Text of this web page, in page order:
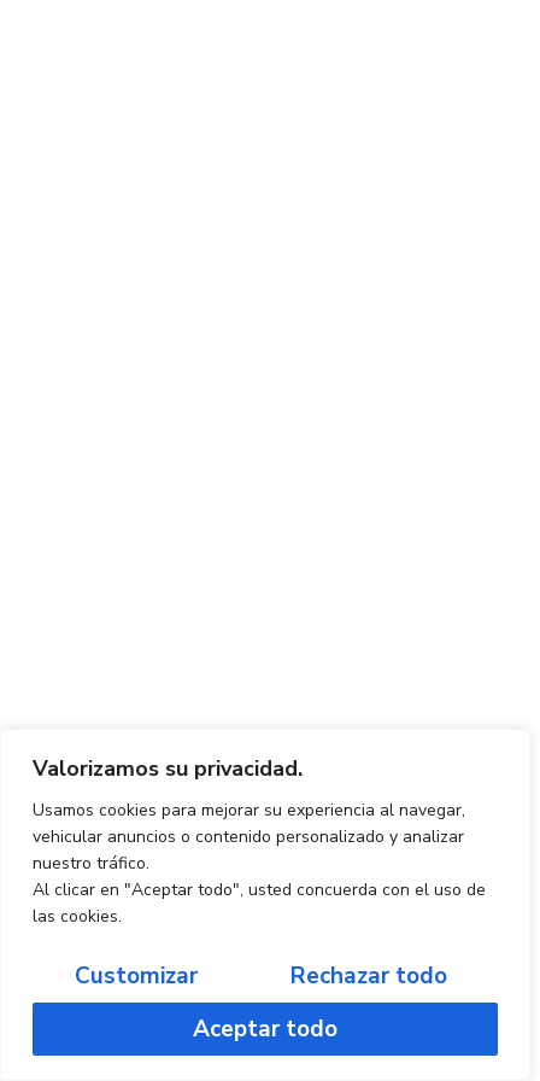
Valorizamos su privacidad.
Usamos cookies para mejorar su experiencia al navegar,
vehicular anuncios o contenido personalizado y analizar
nuestro tráfico.
Al clicar en "Aceptar todo", usted concuerda con el uso de
las cookies.
Customizar
Rechazar todo
Aceptar todo